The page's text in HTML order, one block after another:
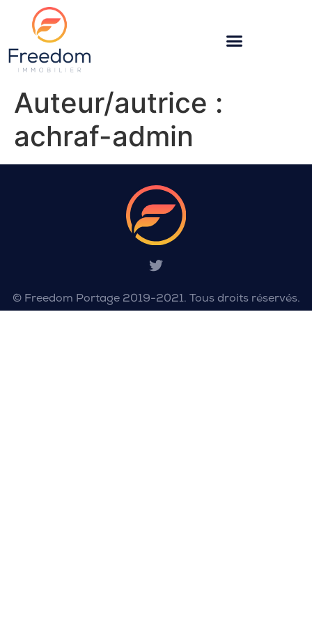
Auteur/autrice :
achraf-admin
© Freedom Portage 2019-2021. Tous droits réservés.